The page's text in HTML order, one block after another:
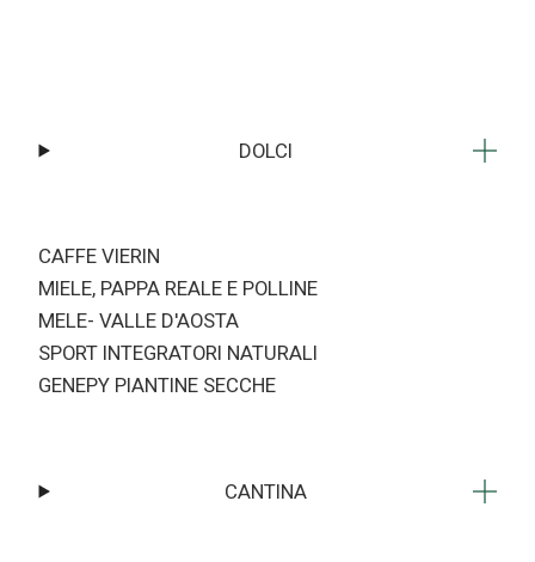
DOLCI
CAFFE VIERIN
MIELE, PAPPA REALE E POLLINE
MELE- VALLE D'AOSTA
SPORT INTEGRATORI NATURALI
GENEPY PIANTINE SECCHE
CANTINA